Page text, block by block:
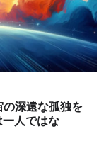
深遠な孤独を
人ではな